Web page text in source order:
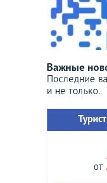
Важные
Последние
и не только.
от